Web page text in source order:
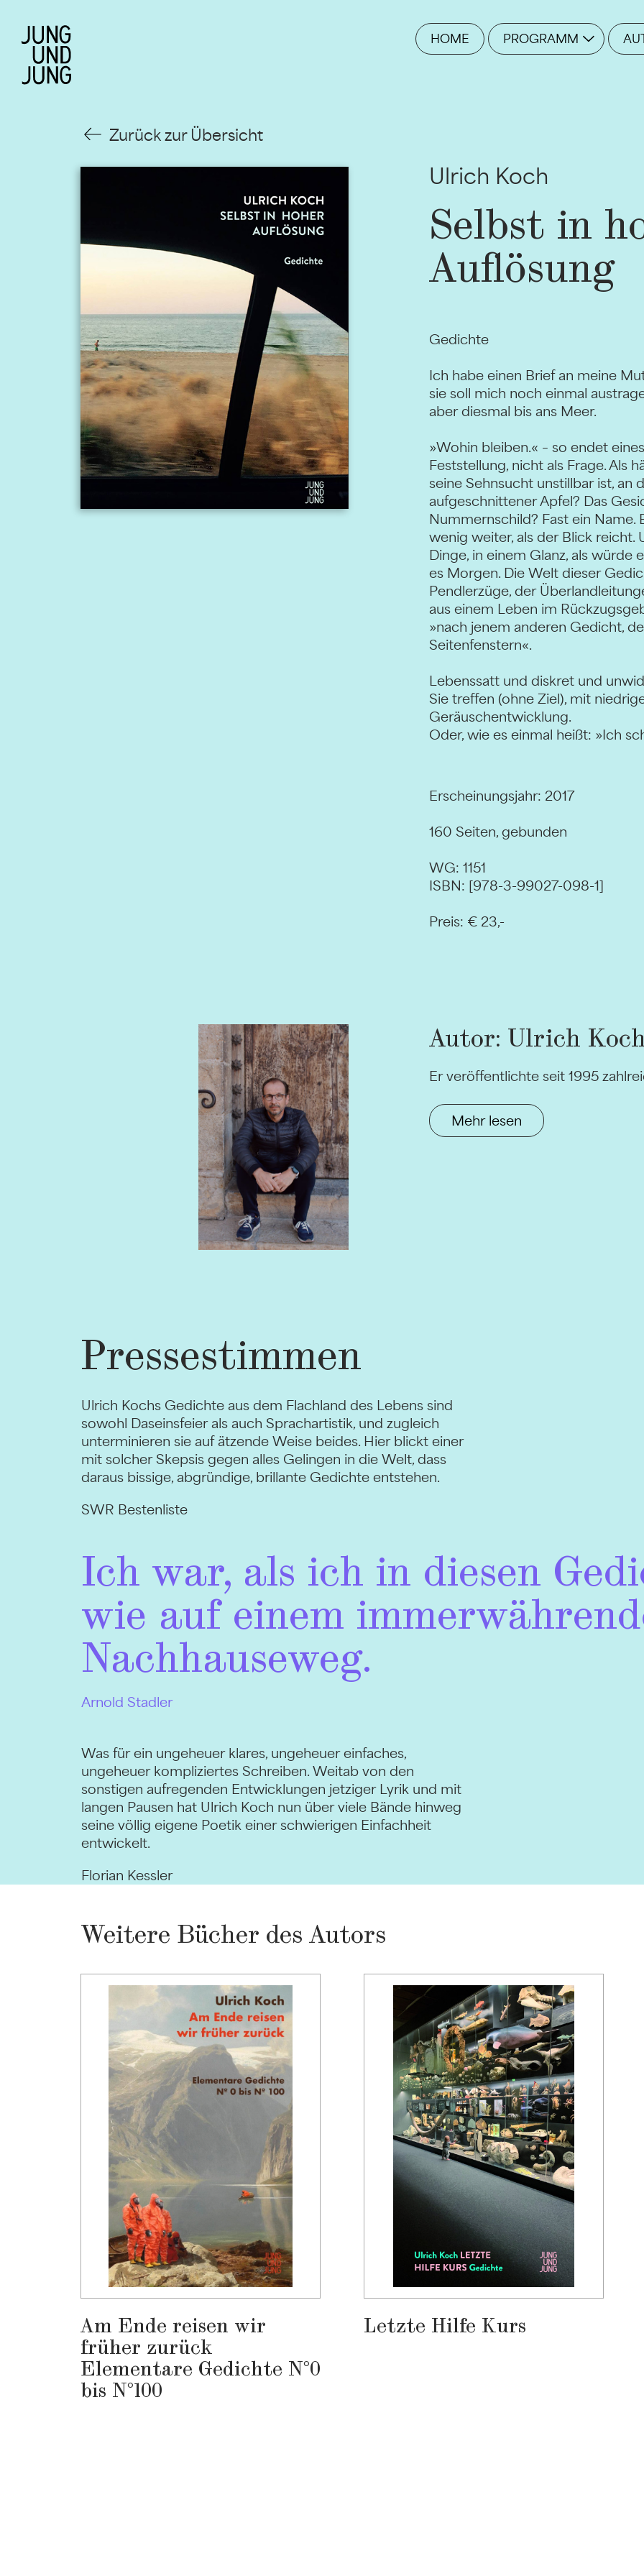
HOME PROGRAMM
Zurück zur Übersicht
Ulrich Koch
Selbst in
Auflösung
Gedichte
Ich habe einen Brief an meine
sie soll mich noch einmal
aber diesmal bis ans Meer.
»Wohin bleiben.« – so endet
Feststellung, nicht als Frage. Als
seine Sehnsucht unstillbar ist, an
aufgeschnittener Apfel? Das
Nummernschild? Fast ein Name.
wenig weiter, als der Blick reicht.
Dinge, in einem Glanz, als würde
es Morgen. Die Welt dieser
Pendlerzüge, der
aus einem Leben im
»nach jenem anderen Gedicht,
Seitenfenstern«.
Lebenssatt und diskret und
Sie treffen (ohne Ziel), mit
Geräuschentwicklung.
Oder, wie es einmal heißt: »Ich
Erscheinungsjahr: 2017
160 Seiten, gebunden
WG: 1151
ISBN: [978-3-99027-098-1]
Preis: € 23,-
Autor: Ulrich
Er veröffentlichte seit 1995
Mehr lesen
Pressestimmen
Ulrich Kochs Gedichte aus dem Flachland des Lebens sind
sowohl Daseinsfeier als auch Sprachartistik, und zugleich
unterminieren sie auf ätzende Weise beides. Hier blickt einer
mit solcher Skepsis gegen alles Gelingen in die Welt, dass
daraus bissige, abgründige, brillante Gedichte entstehen.
SWR Bestenliste
Ich war, als ich in diesen
wie auf einem
Nachhauseweg.
Arnold Stadler
Was für ein ungeheuer klares, ungeheuer einfaches,
ungeheuer kompliziertes Schreiben. Weitab von den
sonstigen aufregenden Entwicklungen jetziger Lyrik und mit
langen Pausen hat Ulrich Koch nun über viele Bände hinweg
seine völlig eigene Poetik einer schwierigen Einfachheit
entwickelt.
Florian Kessler
Weitere Bücher des Autors
Am Ende reisen wir
früher zurück
Elementare Gedichte N°0
bis N°100
Letzte Hilfe Kurs